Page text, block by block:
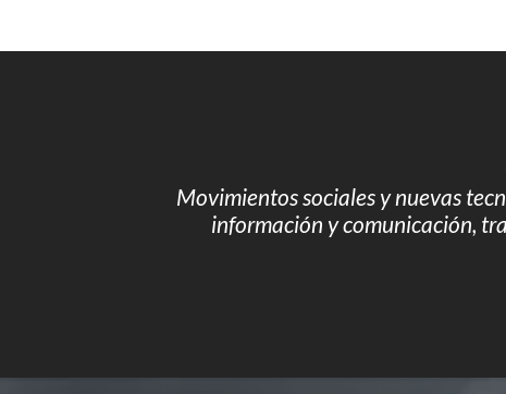
Movimientos sociales y nuevas
información y comunicación,